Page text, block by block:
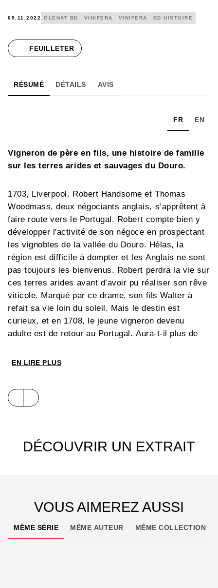
09.11.2022 GLÉNAT BD VINIFERA VINIFERA BD HISTOIRE
FEUILLETER
RÉSUMÉ DÉTAILS AVIS
FR EN
Vigneron de père en fils, une histoire de famille
sur les terres arides et sauvages du Douro.
1703, Liverpool. Robert Handsome et Thomas
Woodmass, deux négociants anglais, s’apprêtent à
faire route vers le Portugal. Robert compte bien y
développer l'activité de son négoce en prospectant
les vignobles de la vallée du Douro. Hélas, la
région est difficile à dompter et les Anglais ne sont
pas toujours les bienvenus. Robert perdra la vie sur
ces terres arides avant d’avoir pu réaliser son rêve
viticole. Marqué par ce drame, son fils Walter à
refait sa vie loin du soleil. Mais le destin est
curieux, et en 1708, le jeune vigneron devenu
adulte est de retour au Portugal. Aura-t-il plus de
défunt père ? Trois générations de vignerons se
EN LIRE PLUS
DÉCOUVRIR UN EXTRAIT
VOUS AIMEREZ AUSSI
MÊME SÉRIE MÊME AUTEUR MÊME COLLECTION